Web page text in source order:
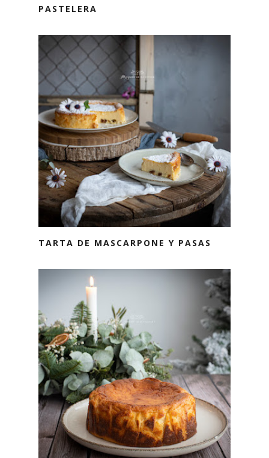
PASTELERA
TARTA DE MASCARPONE Y PASAS